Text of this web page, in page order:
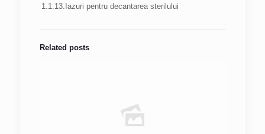
1.1.13.Iazuri pentru decantarea sterilului
Related posts